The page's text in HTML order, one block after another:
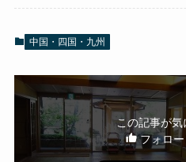
中国・四国・九州
この記事が気
フォロー